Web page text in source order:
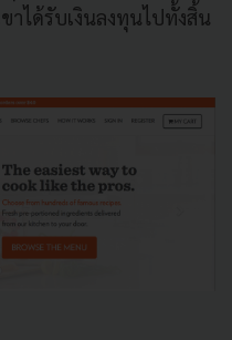
าได้รับเงินลงทุนไปทั้งสิ้น